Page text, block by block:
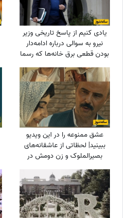
یادی کنیم از پاسخ تاریخی وزیر
نیرو به سوالی درباره ادامه‌دار
بودن قطعی برق خانه‌ها که رسما
بازی با اعصاب مردم بود!
عشق ممنوعه را در این ویدیو
ببینید| لحظاتی از عاشقانه‌های
بصیرالملوک و زن دومش در
بامداد خمار؛ از مشاعره دلبرانه
تا....